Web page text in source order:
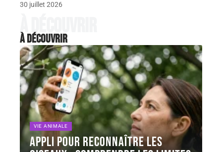
30 juillet 2026
À découvrir
À découvrir
VIE ANIMALE
Appli pour reconnaître les